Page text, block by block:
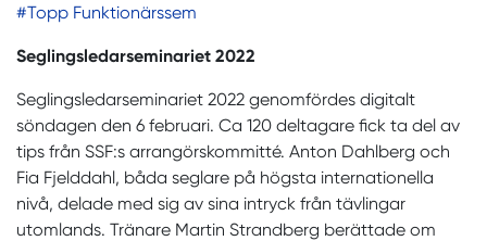
#Topp Funktionärssem
Seglingsledarseminariet 2022
Seglingsledarseminariet 2022 genomfördes digitalt
söndagen den 6 februari. Ca 120 deltagare fick ta del av
tips från SSF:s arrangörskommitté. Anton Dahlberg och
Fia Fjelddahl, båda seglare på högsta internationella
nivå, delade med sig av sina intryck från tävlingar
utomlands. Tränare Martin Strandberg berättade om